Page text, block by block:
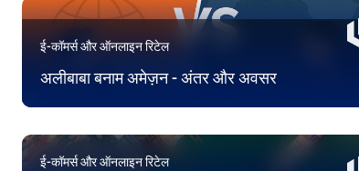
ई-कॉमर्स और ऑनलाइन रिटेल
अलीबाबा बनाम अमेज़न - अंतर और अवसर
ई-कॉमर्स और ऑनलाइन रिटेल